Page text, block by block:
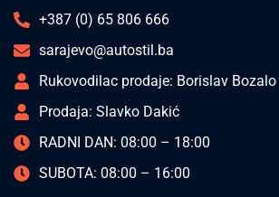
+387 (0) 65 806 666
sarajevo@autostil.ba
Rukovodilac prodaje: Borislav Bozalo
Prodaja: Slavko Dakić
RADNI DAN: 08:00 – 18:00
SUBOTA: 08:00 – 16:00